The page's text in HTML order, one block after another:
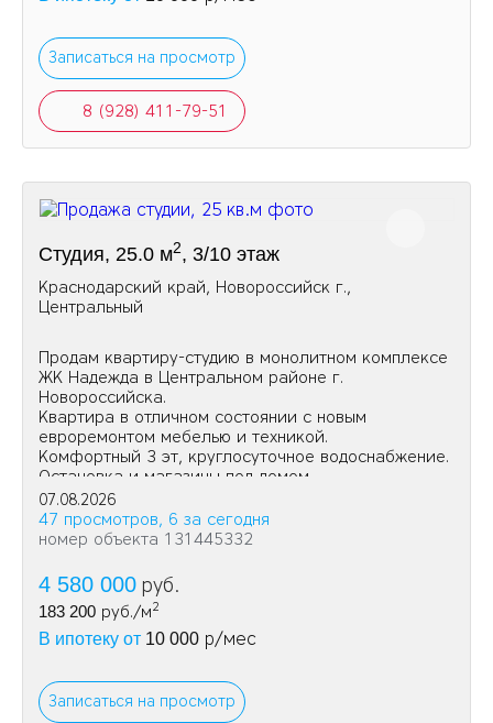
Записаться на просмотр
8 (928) 411-79-51
Студия, 25.0 м2, 3/10 этаж
Краснодарский край, Новороссийск г.,
Центральный
Продам квартиру-студию в монолитном комплексе
ЖК Надежда в Центральном районе г.
Новороссийска.
Квартира в отличном состоянии с новым
евроремонтом мебелью и техникой.
Комфортный 3 эт, круглосуточное водоснабжение.
Остановка и магазины под домом.
07.08.2026
47 просмотров, 6 за сегодня
номер объекта 131445332
4 580 000 руб.
183 200 руб./м2
В ипотеку от 10 000 р/мес
Записаться на просмотр